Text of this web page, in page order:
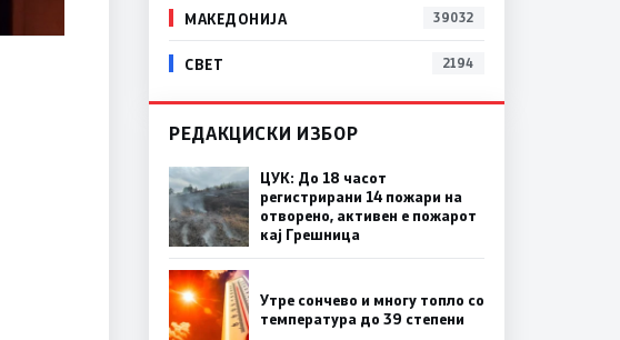
МАКЕДОНИЈА 39032
СВЕТ 2194
РЕДАКЦИСКИ ИЗБОР
ЦУК: До 18 часот
регистрирани 14 пожари на
отворено, активен е пожарот
кај Грешница
Утре сончево и многу топло со
температура до 39 степени